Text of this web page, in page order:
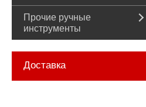
Прочие ручные
инструменты
Доставка